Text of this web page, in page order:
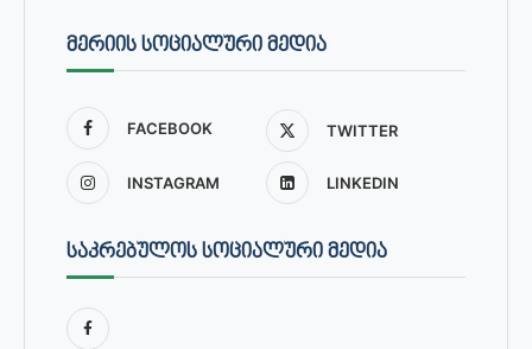
ᲛᲔᲠᲘᲘᲡ ᲡᲝᲪᲘᲐᲚᲣᲠᲘ ᲛᲔᲓᲘᲐ
FACEBOOK TWITTER
INSTAGRAM LINKEDIN
ᲡᲐᲙᲠᲔᲑᲣᲚᲝᲡ ᲡᲝᲪᲘᲐᲚᲣᲠᲘ ᲛᲔᲓᲘᲐ